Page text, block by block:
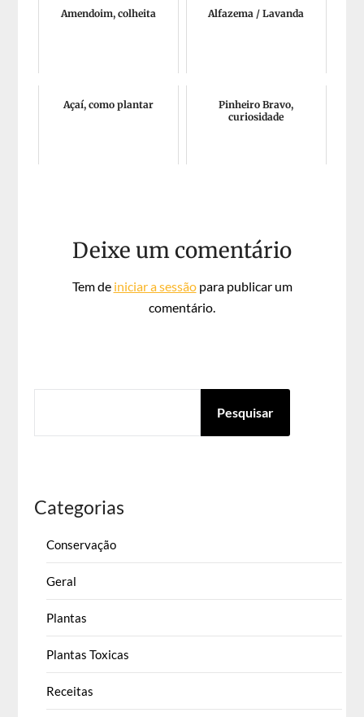
Amendoim, colheita Alfazema / Lavanda
Açaí, como plantar
Pinheiro Bravo,
curiosidade
Deixe um comentário
Tem de iniciar a sessãopara publicar um
comentário.
Pesquisar
Categorias
Conservação
Geral
Plantas
Plantas Toxicas
Receitas